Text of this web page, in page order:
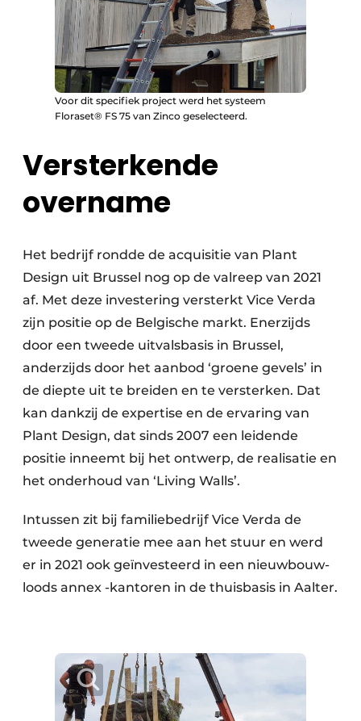
Voor dit specifiek project werd het systeem
Floraset® FS 75 van Zinco geselecteerd.
Versterkende
overname
Het bedrijf rondde de acquisitie van Plant
Design uit Brussel nog op de valreep van 2021
af. Met deze investering versterkt Vice Verda
zijn positie op de Belgische markt. Enerzijds
door een tweede uitvalsbasis in Brussel,
anderzijds door het aanbod ‘groene gevels’ in
de diepte uit te breiden en te versterken. Dat
kan dankzij de expertise en de ervaring van
Plant Design, dat sinds 2007 een leidende
positie inneemt bij het ontwerp, de realisatie en
het onderhoud van ‘Living Walls’.
Intussen zit bij familiebedrijf Vice Verda de
tweede generatie mee aan het stuur en werd
er in 2021 ook geïnvesteerd in een nieuwbouw-
loods annex -kantoren in de thuisbasis in Aalter.